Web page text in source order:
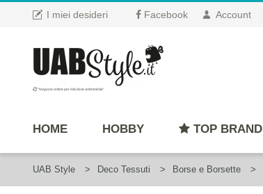
I miei desideri Facebook Account
"Negozio online per il fai da te al femminile"
HOME HOBBY TOP BRAND
UAB Style Deco Tessuti Borse e Borsette